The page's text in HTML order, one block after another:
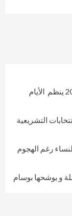
المهرجان الدولي للشريط الوثائقي أكادير 2026 ينظم الأيام
التشريعية
رغم الهجوم
و يوشحها بوسام